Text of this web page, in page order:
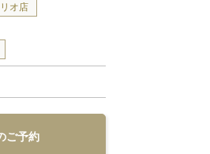
オ店
ご予約